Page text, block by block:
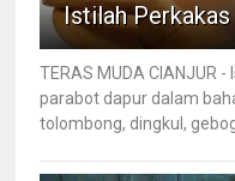
Istilah
TERAS MUDA CIANJUR
parabot dapur dalam
tolombong, dingkul,